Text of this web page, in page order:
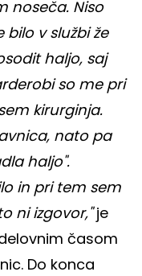
noseča. Niso
v službi že
haljo, saj
so me pri
kirurginja.
nato pa
haljo".
in pri tem sem
ni izgovor,"je
časom
Do konca